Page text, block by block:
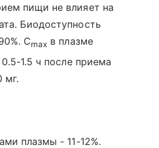
пищи не влияет на
Биодоступность
Cmax в плазме
1.5 ч после приема
мг.
плазмы - 11-12%.